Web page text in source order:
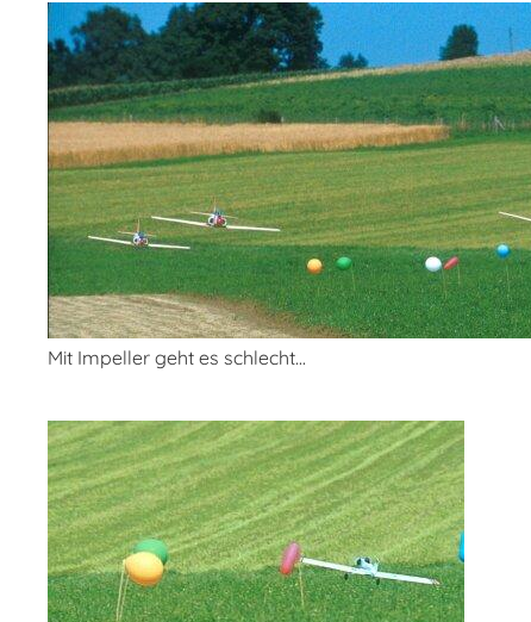
Mit Impeller geht es schlecht...